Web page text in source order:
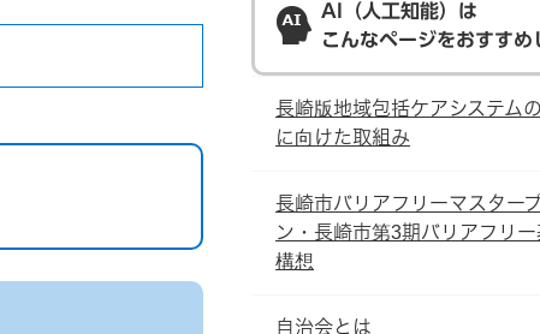
AI（人工知能）は
こんなページをおすすめ
長崎版地域包括ケアシステム
に向けた取組み
長崎市バリアフリーマスター
ン・長崎市第3期バリアフリ
構想
自治会とは